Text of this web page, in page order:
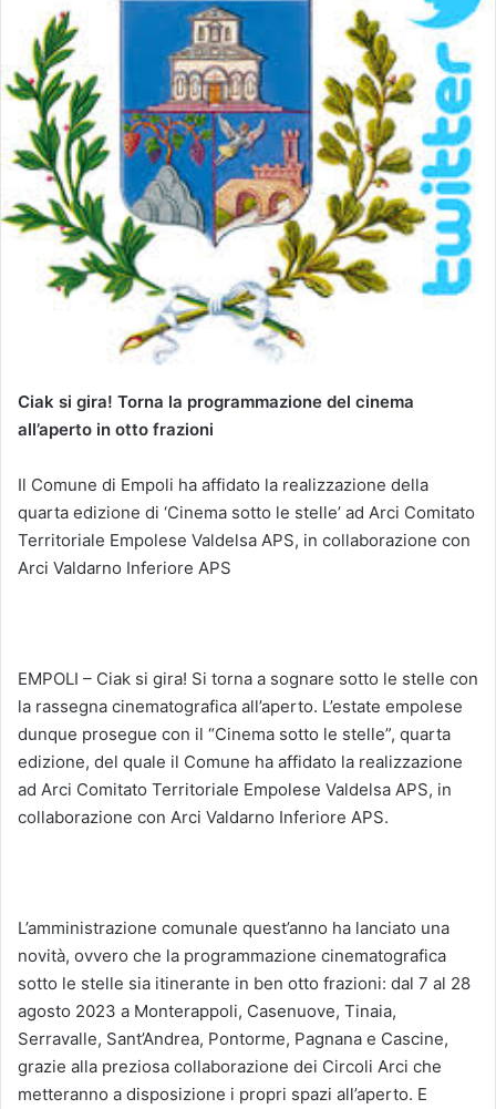
Ciak si gira! Torna la programmazione del cinema
all’aperto in otto frazioni
Il Comune di Empoli ha affidato la realizzazione della
quarta edizione di ‘Cinema sotto le stelle’ ad Arci Comitato
Territoriale Empolese Valdelsa APS, in collaborazione con
Arci Valdarno Inferiore APS
EMPOLI – Ciak si gira! Si torna a sognare sotto le stelle con
la rassegna cinematografica all’aperto. L’estate empolese
dunque prosegue con il “Cinema sotto le stelle”, quarta
edizione, del quale il Comune ha affidato la realizzazione
ad Arci Comitato Territoriale Empolese Valdelsa APS, in
collaborazione con Arci Valdarno Inferiore APS.
L’amministrazione comunale quest’anno ha lanciato una
novità, ovvero che la programmazione cinematografica
sotto le stelle sia itinerante in ben otto frazioni: dal 7 al 28
agosto 2023 a Monterappoli, Casenuove, Tinaia,
Serravalle, Sant’Andrea, Pontorme, Pagnana e Cascine,
grazie alla preziosa collaborazione dei Circoli Arci che
metteranno a disposizione i propri spazi all’aperto. E